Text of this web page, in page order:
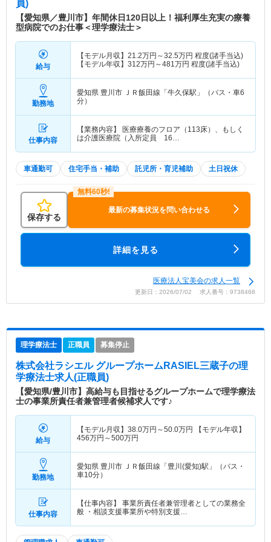
員)
【愛知県／豊川市】年間休日120日以上！福利厚生充実の療養
型病院でのお仕事＜理学療法士＞
給与
【モデル月収】 21.2万円～32.5万円 程度(諸手当込)
【モデル年収】 312万円～481万円 程度(諸手当込)
勤務地
愛知県 豊川市 ＪＲ飯田線「牛久保駅」（バス・車6
分）
仕事内容
【業務内容】 医療療養のフロア（113床）、もしく
は介護医療院（入所定員 16…
車通勤可 住宅手当・補助 託児所・育児補助 土日祝休
保存する
最新の募集状況を問い合わせる
詳細を見る
医療法人宝美会の求人一覧
更新日：2026/07/02 求人番号：9738468
理学療法士 正職員 募集停止
株式会社ラシエル グループホームRASIEL三蔵子の理
学療法士求人(正職員)
【愛知県/豊川市】高給与も目指せるグループホームで理学療法
士の事業所責任者兼管理者候補求人です♪
給与
【モデル月収】 38.0万円～50.0万円
【モデル年収】
456万円～500万円
勤務地
愛知県 豊川市 ＪＲ飯田線「豊川(愛知)駅」（バス・
車10分）
仕事内容
【仕事内容】 事業所責任者兼管理者としての業務全
般 ・相談支援事業所や特別支援…